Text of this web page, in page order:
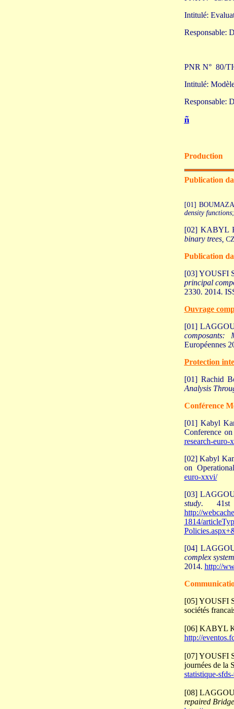
Intitulé:
Responsable:
PNR N° 80/
Intitulé:
Responsable:
ñ
Production
Publication
[01]
density functions;
[02] KABYL
binary trees,
Publication
[03] YOUSFI
principal
2330. 2014.
Ouvrage
[01]
composants:
Européennes
Protection
[01] Rachid
Analysis
Conférence
[01] Kabyl
Conference
research-euro-
[02] Kabyl
on
euro-xxvi/
[03]
study. 41st
http://
1814/
[04]
complex
2014. http://
[05] YOUSFI
sociétés
[06] KABYL
http://
[07] YOUSFI
journées de la
statistique-
[08]
repaired